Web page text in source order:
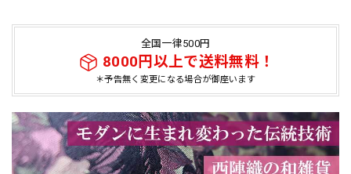
全国一律500円
8000円以上で送料無料！
＊予告無く変更になる場合が御座います